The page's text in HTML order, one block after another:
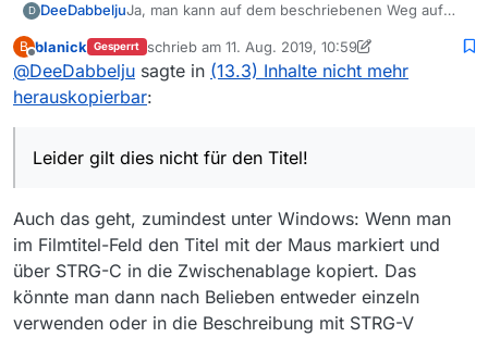
D DeeDabbeljuJa, man kann auf dem beschriebenen Weg auf
dies nicht für den Titel!
B
Offline
blanick Gesperrt schrieb am 11. Aug. 2019, 10:59
zuletzt editiert von blanick8. Nov. 2019, 17:10
@DeeDabbelju sagte in (13.3) Inhalte nicht mehr
herauskopierbar:
Leider gilt dies nicht für den Titel!
Auch das geht, zumindest unter Windows: Wenn man
im Filmtitel-Feld den Titel mit der Maus markiert und
über STRG-C in die Zwischenablage kopiert. Das
könnte man dann nach Belieben entweder einzeln
verwenden oder in die Beschreibung mit STRG-V